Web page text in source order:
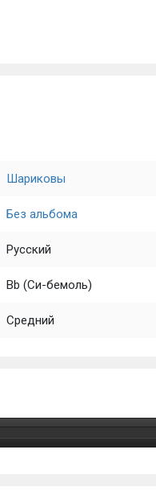
Шариковы
Без альбома
Русский
Bb (Си-бемоль)
Средний